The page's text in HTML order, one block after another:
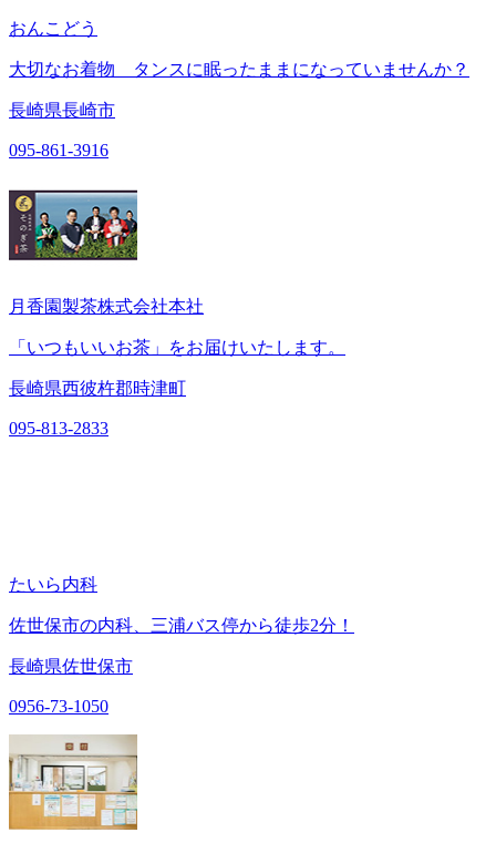
おんこどう
大切なお着物 タンスに眠ったままになっていませんか？
長崎県長崎市
095-861-3916
月香園製茶株式会社本社
「いつもいいお茶」をお届けいたします。
長崎県西彼杵郡時津町
095-813-2833
たいら内科
佐世保市の内科、三浦バス停から徒歩2分！
長崎県佐世保市
0956-73-1050